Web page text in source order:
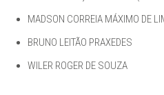
MADSON CORREIA MÁXIMO DE
BRUNO LEITÃO PRAXEDES
WILER ROGER DE SOUZA